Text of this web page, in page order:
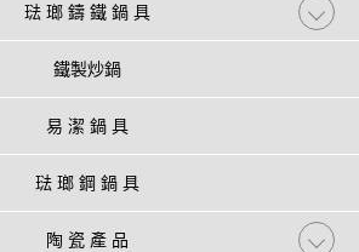
琺 瑯 鑄 鐵 鍋 具
鐵製炒鍋
易 潔 鍋 具
琺 瑯 鋼 鍋 具
陶 瓷 產 品